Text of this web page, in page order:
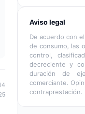
Aviso legal
De acuerdo con
de consumo, las
control,
decreciente y
duración de
comerciante.
contraprestación.